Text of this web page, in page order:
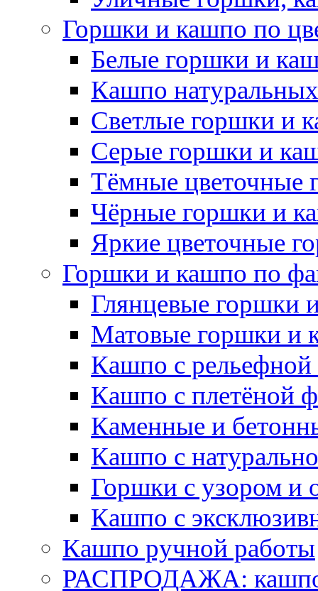
Горшки и кашпо по
Белые горшки и
Кашпо
Светлые горшки и
Серые горшки и
Тёмные цветочные
Чёрные горшки и
Яркие цветочные
Горшки и кашпо по
Глянцевые горшки
Матовые горшки и
Кашпо с рельефной
Кашпо с плетёной
Каменные и
Кашпо с
Горшки с узором и
Кашпо с
Кашпо ручной работы
РАСПРОДАЖА: кашпо